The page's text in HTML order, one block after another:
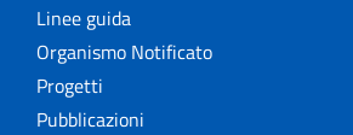
Linee guida
Organismo Notificato
Progetti
Pubblicazioni